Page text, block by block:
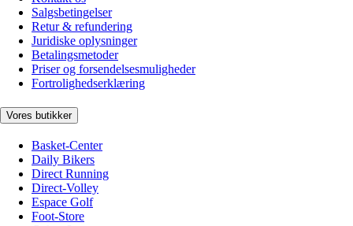
Salgsbetingelser
Retur & refundering
Juridiske oplysninger
Betalingsmetoder
Priser og forsendelsesmuligheder
Fortrolighedserklæring
Vores butikker
Basket-Center
Daily Bikers
Direct Running
Direct-Volley
Espace Golf
Foot-Store